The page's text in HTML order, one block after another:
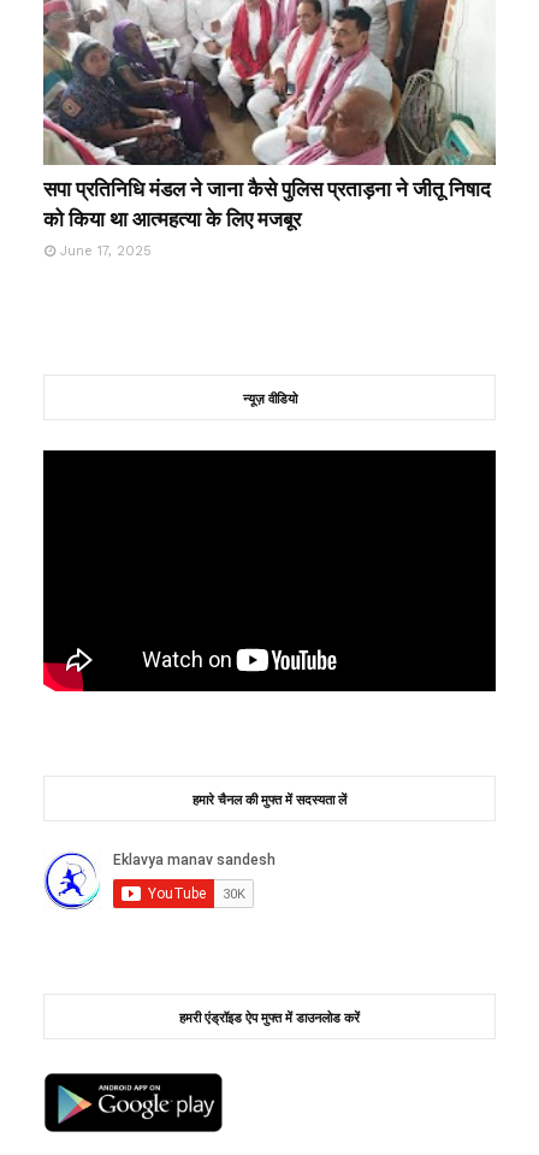
सपा प्रतिनिधि मंडल ने जाना कैसे पुलिस प्रताड़ना ने जीतू निषाद
को किया था आत्महत्या के लिए मजबूर
June 17, 2025
न्यूज़ वीडियो
हमारे चैनल की मुफ्त में सदस्यता लें
हमरी एंड्रॉइड ऐप मुफ्त में डाउनलोड करें